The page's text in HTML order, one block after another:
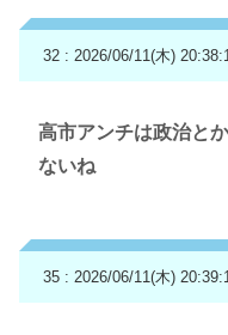
32 : 2026/06/11(木)
高市アンチは政治と
ないね
35 : 2026/06/11(木)